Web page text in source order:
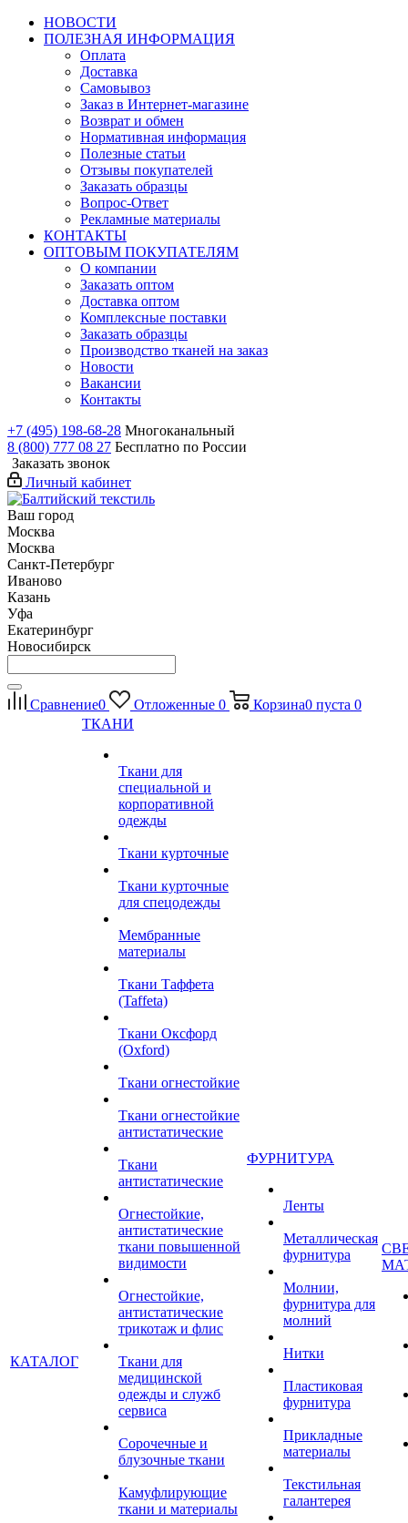
НОВОСТИ
ПОЛЕЗНАЯ ИНФОРМАЦИЯ
Оплата
Доставка
Самовывоз
Заказ в Интернет-магазине
Возврат и обмен
Нормативная информация
Полезные статьи
Отзывы покупателей
Заказать образцы
Вопрос-Ответ
Рекламные материалы
КОНТАКТЫ
ОПТОВЫМ ПОКУПАТЕЛЯМ
О компании
Заказать оптом
Доставка оптом
Комплексные поставки
Заказать образцы
Производство тканей на заказ
Новости
Вакансии
Контакты
+7 (495) 198-68-28 Многоканальный
8 (800) 777 08 27 Бесплатно по России
Заказать звонок
Личный кабинет
Ваш город
Москва
Москва
Санкт-Петербург
Иваново
Казань
Уфа
Екатеринбург
Новосибирск
Сравнение0 Отложенные 0 Корзина0 пуста 0
КАТАЛОГ
ТКАНИ
Ткани для
специальной и
корпоративной
одежды
Ткани курточные
Ткани курточные
для спецодежды
Мембранные
материалы
Ткани Таффета
(Taffeta)
Ткани Оксфорд
(Oxford)
Ткани огнестойкие
Ткани огнестойкие
антистатические
Ткани
антистатические
Огнестойкие,
антистатические
ткани повышенной
видимости
Огнестойкие,
антистатические
трикотаж и флис
Ткани для
медицинской
одежды и служб
сервиса
Сорочечные и
блузочные ткани
Камуфлирующие
ткани и материалы
ФУРНИТУРА
Ленты
Металлическая
фурнитура
Молнии,
фурнитура для
молний
Нитки
Пластиковая
фурнитура
Прикладные
материалы
Текстильная
галантерея